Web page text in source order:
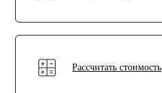
Рассчитать стоимость